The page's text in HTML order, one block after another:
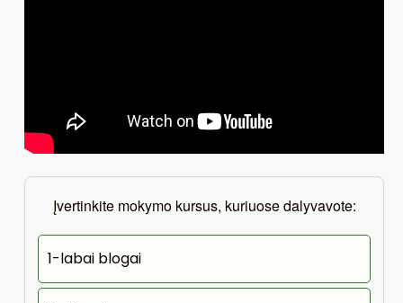
Įvertinkite mokymo kursus, kuriuose dalyvavote:
1-labai blogai